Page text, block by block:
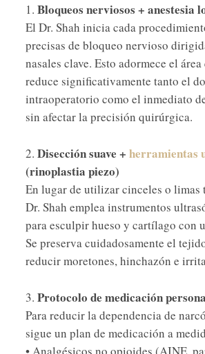
Bloqueos nerviosos + anestesia
El Dr. Shah inicia cada
precisas de bloqueo nervioso
nasales clave. Esto adormece el
reduce significativamente tanto el
intraoperatorio como el inmediato
sin afectar la precisión quirúrgica.
Disección suave +herramientas
(rinoplastia piezo)
En lugar de utilizar cinceles o limas
Dr. Shah emplea instrumentos
para esculpir hueso y cartílago con
Se preserva cuidadosamente el
reducir moretones, hinchazón e
Protocolo de medicación
Para reducir la dependencia de
sigue un plan de medicación a